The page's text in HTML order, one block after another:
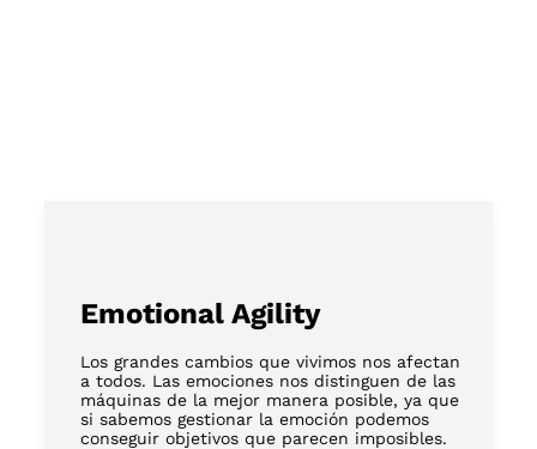
Emotional Agility
Los grandes cambios que vivimos nos afectan
a todos. Las emociones nos distinguen de las
máquinas de la mejor manera posible, ya que
si sabemos gestionar la emoción podemos
conseguir objetivos que parecen imposibles.